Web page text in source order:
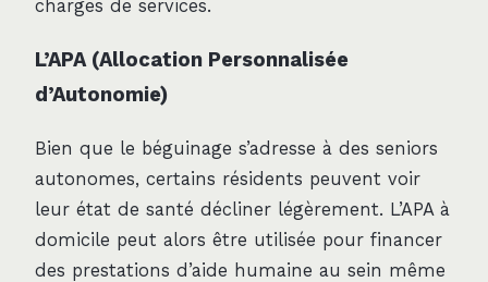
charges de services.
L’APA (Allocation Personnalisée
d’Autonomie)
Bien que le béguinage s’adresse à des seniors
autonomes, certains résidents peuvent voir
leur état de santé décliner légèrement. L’APA à
domicile peut alors être utilisée pour financer
des prestations d’aide humaine au sein même